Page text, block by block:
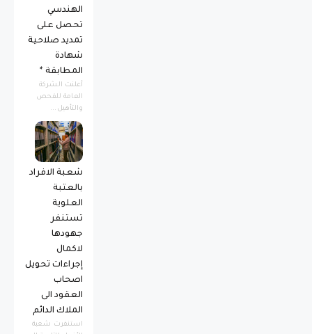
الهندسي
تحصل على
تمديد صلاحية
شهادة
المطابقة *
أعلنت الشركة
العامة للفحص
والتأهيل...
شعبة الافراد
بالعتبة
العلوية
تستنفر
جهودها
لاكمال
إجراءات تحويل
اصحاب
العقود الى
الملاك الدائم
استنفرت شعبة